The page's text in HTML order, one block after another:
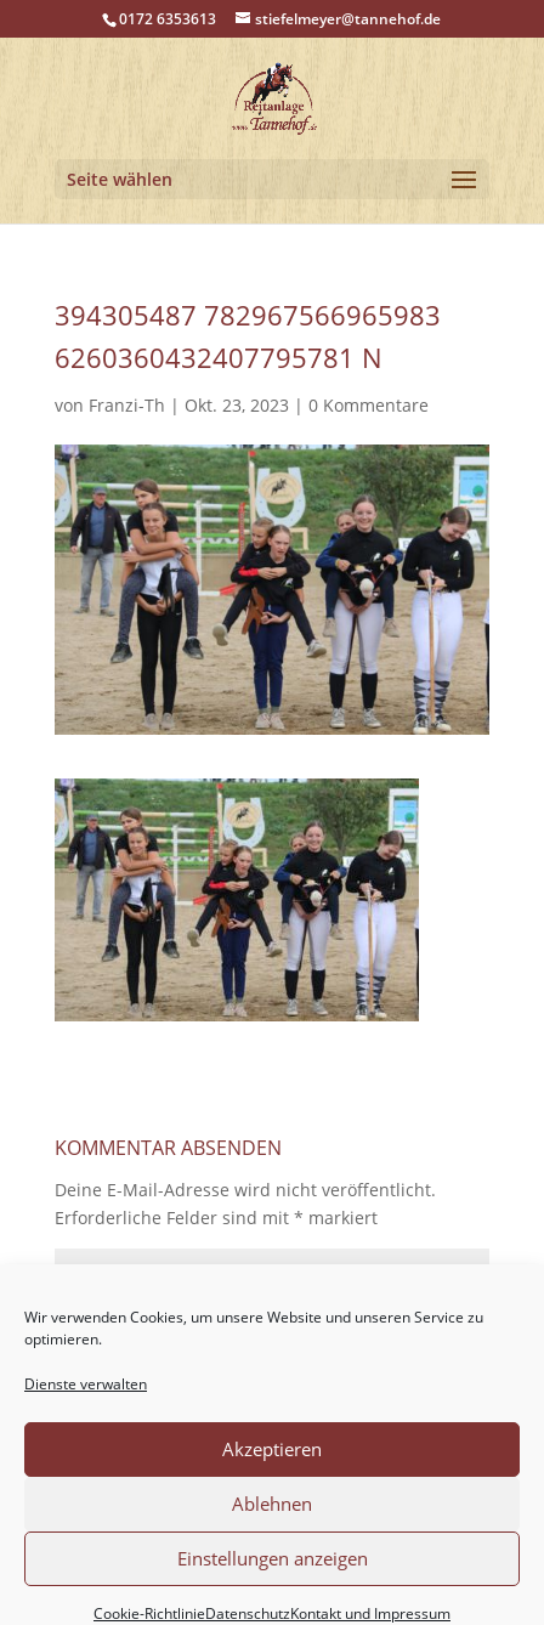
Wir verwenden Cookies, um unsere Website und unseren Service zu
optimieren.
Dienste verwalten
Akzeptieren
Ablehnen
Einstellungen anzeigen
Cookie-RichtlinieDatenschutzKontakt und Impressum
0172 6353613 stiefelmeyer@tannehof.de
Seite wählen
394305487 782967566965983
6260360432407795781 N
von Franzi-Th | Okt. 23, 2023 | 0 Kommentare
KOMMENTAR ABSENDEN
Deine E-Mail-Adresse wird nicht veröffentlicht.
Erforderliche Felder sind mit * markiert